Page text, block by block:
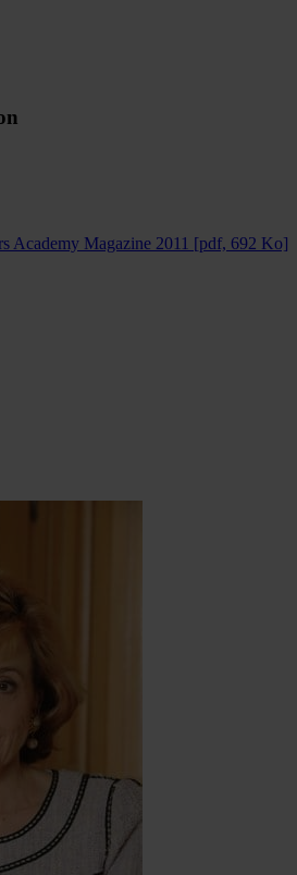
Academy Magazine 2011 [pdf, 692 Ko]